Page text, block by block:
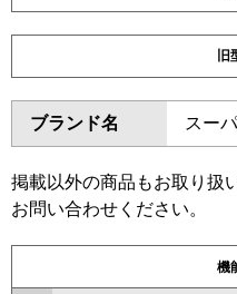
ダイキン
東芝
三菱電機 PKZ-
日立 RPK-
旧
ダイキン
ブランド名 スー
掲載以外の商品もお取り扱
お問い合わせください。
機